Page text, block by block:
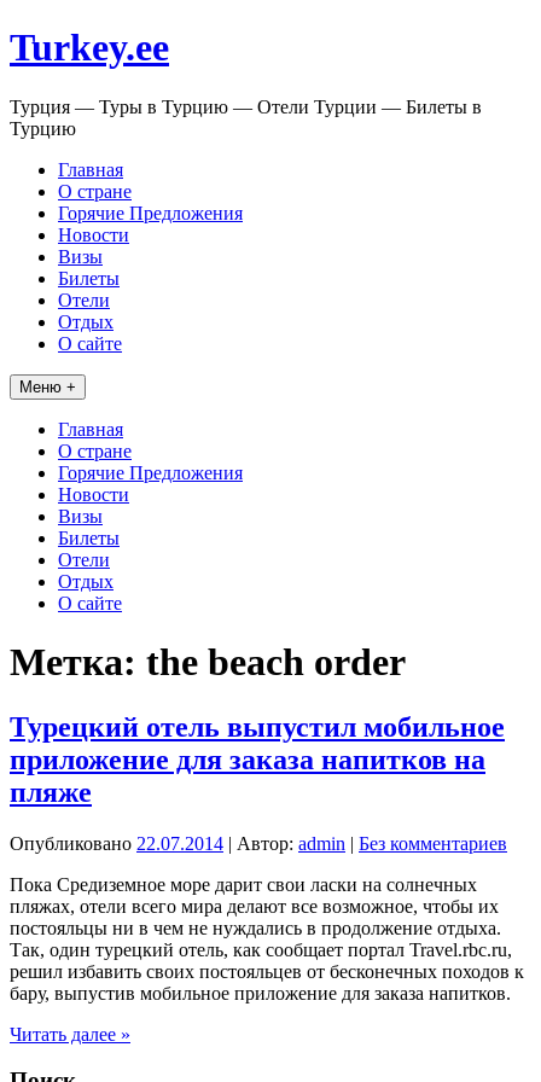
Перейти
к
Turkey.ee
Турция — Туры в Турцию — Отели Турции — Билеты в
Турцию
Главная
О стране
Горячие Предложения
Новости
Визы
Билеты
Отели
Отдых
О сайте
Меню +
Главная
О стране
Горячие Предложения
Новости
Визы
Билеты
Отели
Отдых
О сайте
Метка: the beach order
Турецкий отель выпустил мобильное
приложение для заказа напитков на
пляже
Опубликовано 22.07.2014 | Автор: admin | Без комментариев
Пока Средиземное море дарит свои ласки на солнечных
пляжах, отели всего мира делают все возможное, чтобы их
постояльцы ни в чем не нуждались в продолжение отдыха.
Так, один турецкий отель, как сообщает портал Travel.rbc.ru,
решил избавить своих постояльцев от бесконечных походов к
бару, выпустив мобильное приложение для заказа напитков.
Читать далее »